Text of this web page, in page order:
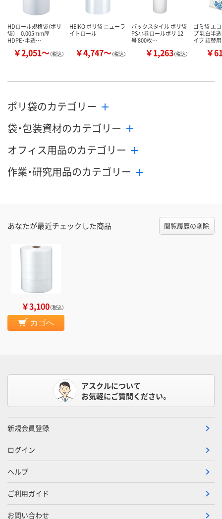
HDロール規格袋（ポリ
袋） 0.005mm厚
HDPE・半透…
￥2,051～（税込）
HEIKO ポリ袋 ニューラ
イトロール
￥4,747～（税込）
パックスタイル ポリ袋
PS小巻ロールポリ 12
号 800枚…
￥1,263（税込）
ゴミ袋 エ
プ 乳白半
イプ 詰替
￥
ポリ袋のカテゴリー
袋・包装資材のカテゴリー
オフィス用品のカテゴリー
作業・研究用品のカテゴリー
あなたが最近チェックした商品 閲覧履歴の削除
￥3,100（税込）
カゴへ
アスクルについて
お気軽にご質問ください。
新規会員登録
ログイン
ヘルプ
ご利用ガイド
お問い合わせ